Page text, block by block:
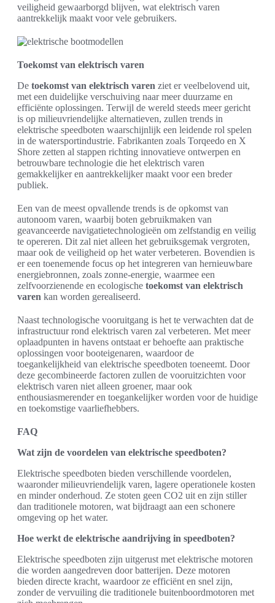
veiligheid gewaarborgd blijven, wat elektrisch varen
aantrekkelijk maakt voor vele gebruikers.
Toekomst van elektrisch varen
De toekomst van elektrisch varen ziet er veelbelovend uit,
met een duidelijke verschuiving naar meer duurzame en
efficiënte oplossingen. Terwijl de wereld steeds meer gericht
is op milieuvriendelijke alternatieven, zullen trends in
elektrische speedboten waarschijnlijk een leidende rol spelen
in de watersportindustrie. Fabrikanten zoals Torqeedo en X
Shore zetten al stappen richting innovatieve ontwerpen en
betrouwbare technologie die het elektrisch varen
gemakkelijker en aantrekkelijker maakt voor een breder
publiek.
Een van de meest opvallende trends is de opkomst van
autonoom varen, waarbij boten gebruikmaken van
geavanceerde navigatietechnologieën om zelfstandig en veilig
te opereren. Dit zal niet alleen het gebruiksgemak vergroten,
maar ook de veiligheid op het water verbeteren. Bovendien is
er een toenemende focus op het integreren van hernieuwbare
energiebronnen, zoals zonne-energie, waarmee een
zelfvoorzienende en ecologische toekomst van elektrisch
varen kan worden gerealiseerd.
Naast technologische vooruitgang is het te verwachten dat de
infrastructuur rond elektrisch varen zal verbeteren. Met meer
oplaadpunten in havens ontstaat er behoefte aan praktische
oplossingen voor booteigenaren, waardoor de
toegankelijkheid van elektrische speedboten toeneemt. Door
deze gecombineerde factoren zullen de vooruitzichten voor
elektrisch varen niet alleen groener, maar ook
enthousiasmerender en toegankelijker worden voor de huidige
en toekomstige vaarliefhebbers.
FAQ
Wat zijn de voordelen van elektrische speedboten?
Elektrische speedboten bieden verschillende voordelen,
waaronder milieuvriendelijk varen, lagere operationele kosten
en minder onderhoud. Ze stoten geen CO2 uit en zijn stiller
dan traditionele motoren, wat bijdraagt aan een schonere
omgeving op het water.
Hoe werkt de elektrische aandrijving in speedboten?
Elektrische speedboten zijn uitgerust met elektrische motoren
die worden aangedreven door batterijen. Deze motoren
bieden directe kracht, waardoor ze efficiënt en snel zijn,
zonder de vervuiling die traditionele buitenboordmotoren met